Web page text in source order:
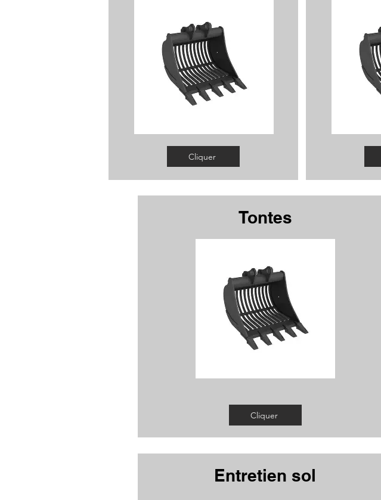
Cliquer
Tontes
Cliquer
Entretien sol